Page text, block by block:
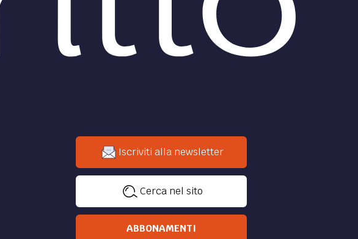
Iscriviti alla newsletter
Cerca nel sito
ABBONAMENTI